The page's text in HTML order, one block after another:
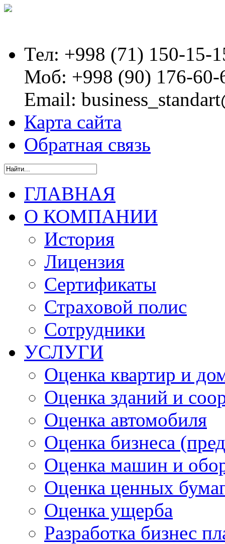
Тел: +998 (71) 150-15-
Моб: +998 (90) 176-60-
Email:
Карта сайта
Обратная связь
ГЛАВНАЯ
О КОМПАНИИ
История
Лицензия
Сертификаты
Страховой полис
Сотрудники
УСЛУГИ
Оценка квартир и
Оценка зданий и
Оценка автомобиля
Оценка бизнеса
Оценка машин и
Оценка ценных
Оценка ущерба
Разработка бизнес